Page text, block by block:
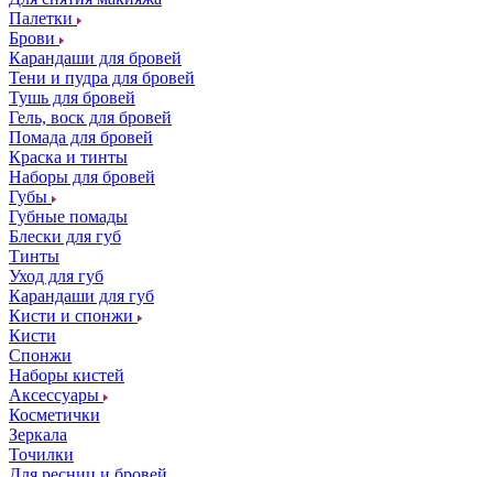
Палетки
Брови
Карандаши для бровей
Тени и пудра для бровей
Тушь для бровей
Гель, воск для бровей
Помада для бровей
Краска и тинты
Наборы для бровей
Губы
Губные помады
Блески для губ
Тинты
Уход для губ
Карандаши для губ
Кисти и спонжи
Кисти
Спонжи
Наборы кистей
Аксессуары
Косметички
Зеркала
Точилки